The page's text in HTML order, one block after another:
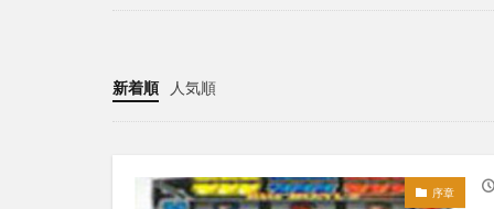
新着順 人気順
序章